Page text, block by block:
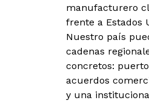
manufacturero
frente a Estados
Nuestro país
cadenas
concretos:
acuerdos
y una